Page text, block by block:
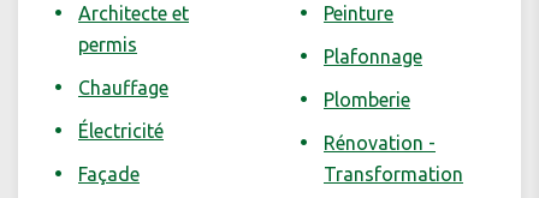
Architecte et
permis
Chauffage
Électricité
Façade
Peinture
Plafonnage
Plomberie
Rénovation -
Transformation